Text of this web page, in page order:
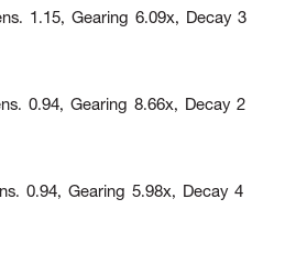
1.15, Gearing 6.09x, Decay 3
0.94, Gearing 8.66x, Decay 2
0.94, Gearing 5.98x, Decay 4